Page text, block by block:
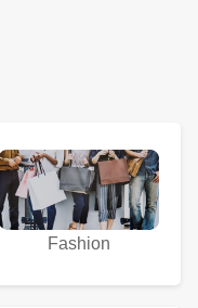
Fashion